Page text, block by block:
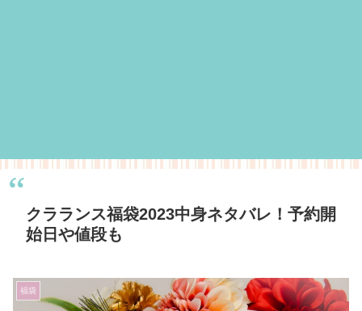
クラランス福袋2023中身ネタバレ！予約開
始日や値段も
福袋